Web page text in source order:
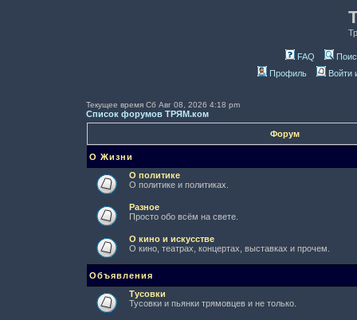
FAQ
Профиль
Войти
Текущее время Сб Авг 08, 2026 4:18 pm
Список форумов ТРЯМ.ком
Форум
О Жизни
О политике
О политике и политиках.
Разное
Просто обо всём на свете.
О кино и искусстве
О кино, театрах, концертах, выставках и прочем.
Объявления
Тусовки
Тусовки и пьянки трямовцев и не только.